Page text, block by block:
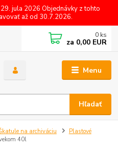
jula 2026 Objednávky z tohto
až od 30.7.2026.
Menu
Hľadať
0 ks
za 0,00 EUR
na archiváciu
Plastové
40l